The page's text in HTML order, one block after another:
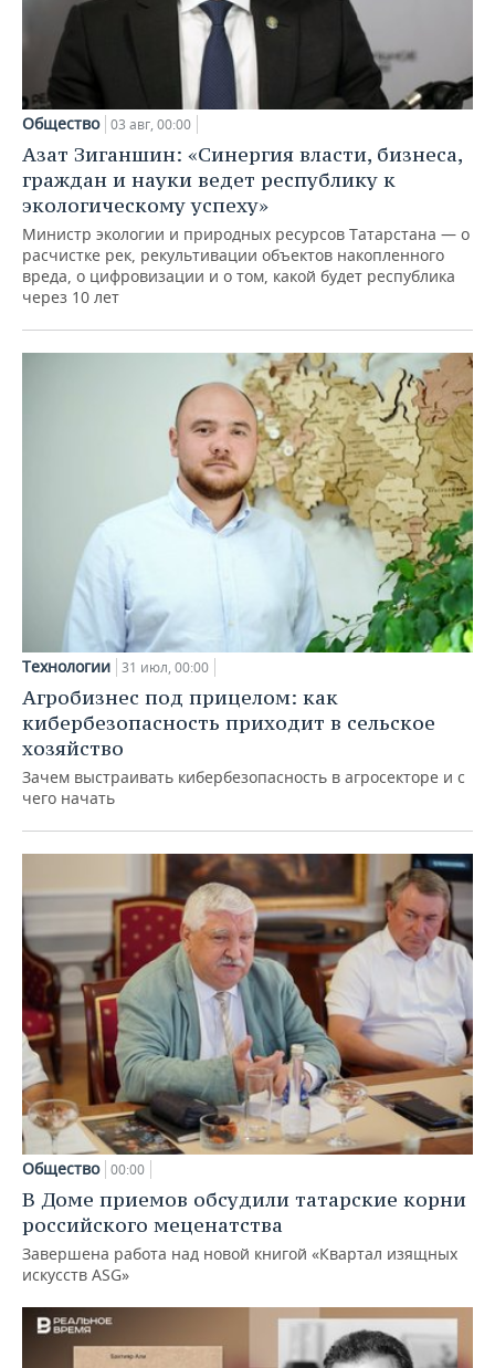
Общество 03 авг, 00:00
Азат Зиганшин: «Синергия власти, бизнеса,
граждан и науки ведет республику к
экологическому успеху»
Министр экологии и природных ресурсов Татарстана — о
расчистке рек, рекультивации объектов накопленного
вреда, о цифровизации и о том, какой будет республика
через 10 лет
Технологии 31 июл, 00:00
Агробизнес под прицелом: как
кибербезопасность приходит в сельское
хозяйство
Зачем выстраивать кибербезопасность в агросекторе и с
чего начать
Общество 00:00
В Доме приемов обсудили татарские корни
российского меценатства
Завершена работа над новой книгой «Квартал изящных
искусств ASG»